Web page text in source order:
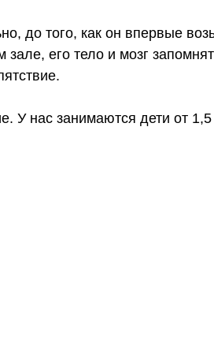
до того, как он впервые
его тело и мозг запомнят
У нас занимаются дети от